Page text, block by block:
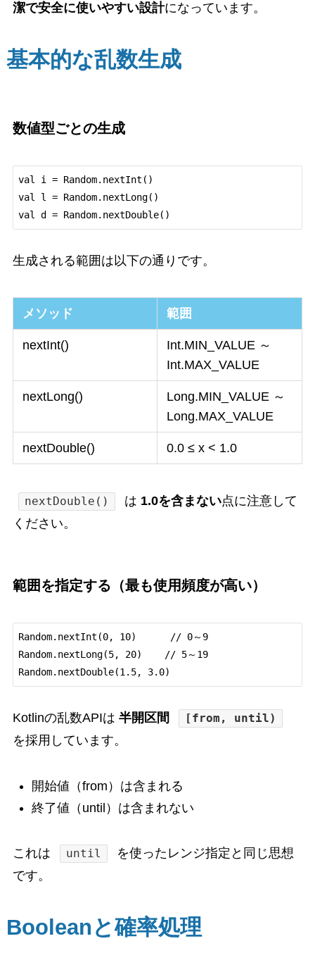
潔で安全に使いやすい設計になっています。
基本的な乱数生成
数値型ごとの生成
val i = Random.nextInt()
val l = Random.nextLong()
生成される範囲は以下の通りです。
メソッド 範囲
nextInt()
Int.MIN_VALUE ～
Int.MAX_VALUE
nextLong()
Long.MIN_VALUE ～
Long.MAX_VALUE
nextDouble() 0.0 ≤ x < 1.0
nextDouble() は 1.0を含まない点に注意して
ください。
範囲を指定する（最も使用頻度が高い）
Random.nextInt(0, 10)      // 0～9
Random.nextLong(5, 20)    // 5～19
Kotlinの乱数APIは 半開区間 [from, until)
を採用しています。
開始値（from）は含まれる
終了値（until）は含まれない
これは until
を使ったレンジ指定と同じ思想
です。
Booleanと確率処理